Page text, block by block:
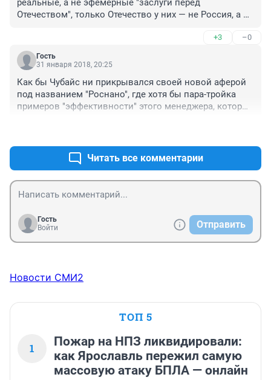
реальные, а не эфемерные "заслуги перед
Отечеством", только Отечество у них — не Россия, а
Источник — Царьград
+3 –0
Гость
31 января 2018, 20:25
Как бы Чубайс ни прикрывался своей новой аферой
под названием "Роснано", где хотя бы пара-тройка
примеров "эффективности" этого менеджера, которые
только "лихих 90-х", но и циничной политики двойных
стандартов, когда убытки списываются на
государство (он оплачивал бонусы менеджерам за
сверхубыточные проекты, которые позже
банкротились), а манипуляции с "бумажной"
прибылью присваиваются частными лицами. Чубайс
— лицо антигосударственной позиции, которую
можно обозначить как своекорыстное освоение
последнюю четверть века внушал российским
рынка", который "сам всё решит". Если "тридцать
миллионов не впишутся в рынок, ничего страшного"
— слова Чубайса, повергающие в шок любого
здравомыслящего человека.
Читать все комментарии
Гость
Войти
Отправить
Новости СМИ2
ТОП 5
1
Пожар на НПЗ ликвидировали:
как Ярославль пережил самую
массовую атаку БПЛА — онлайн